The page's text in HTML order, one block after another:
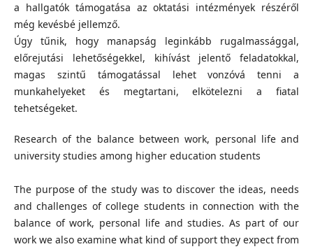
a hallgatók támogatása az oktatási intézmények részéről
még kevésbé jellemző.
Úgy tűnik, hogy manapság leginkább rugalmassággal,
előrejutási lehetőségekkel, kihívást jelentő feladatokkal,
magas szintű támogatással lehet vonzóvá tenni a
munkahelyeket és megtartani, elkötelezni a fiatal
tehetségeket.
Research of the balance between work, personal life and
university studies among higher education students
The purpose of the study was to discover the ideas, needs
and challenges of college students in connection with the
balance of work, personal life and studies. As part of our
work we also examine what kind of support they expect from